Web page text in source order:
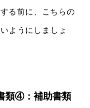
る前に、こちらの
ようにしましょ
類④：補助書類